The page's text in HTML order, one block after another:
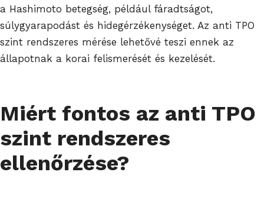
a Hashimoto betegség, például fáradtságot,
súlygyarapodást és hidegérzékenységet. Az anti TPO
szint rendszeres mérése lehetővé teszi ennek az
állapotnak a korai felismerését és kezelését.
Miért fontos az anti TPO
szint rendszeres
ellenőrzése?